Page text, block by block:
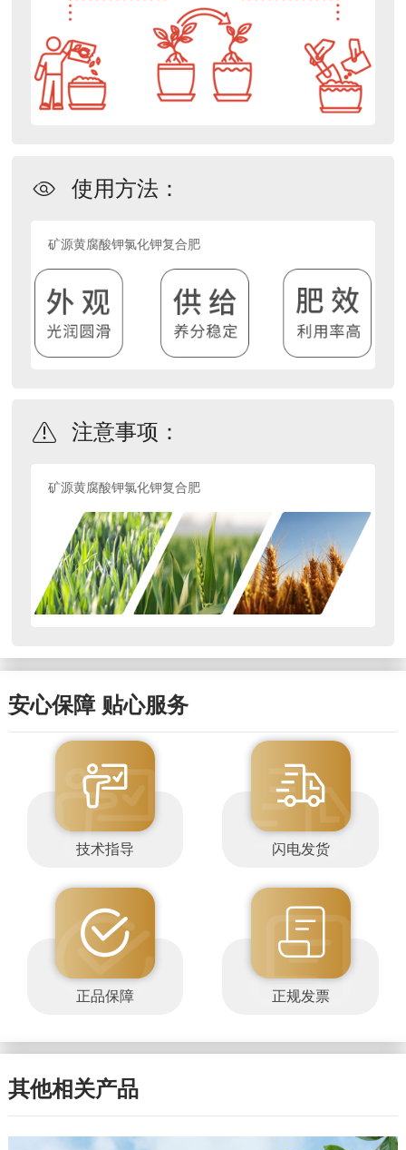
使用方法：
矿源黄腐酸钾氯化钾复合肥
注意事项：
矿源黄腐酸钾氯化钾复合肥
安心保障 贴心服务
技术指导 闪电发货
正品保障 正规发票
其他相关产品